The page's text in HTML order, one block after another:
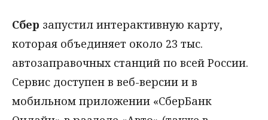
Сбер запустил интерактивную карту,
которая объединяет около 23 тыс.
автозаправочных станций по всей России.
Сервис доступен в веб-версии и в
мобильном приложении «СберБанк